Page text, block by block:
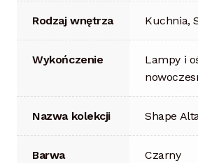
Rodzaj wnętrza Kuchnia,
Wykończenie
Lampy i
Nazwa kolekcji Shape
Barwa Czarny